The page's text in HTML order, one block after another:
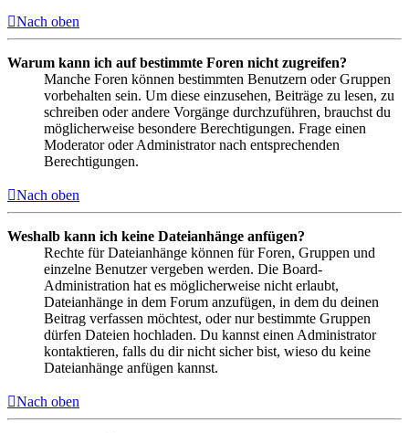
Nach oben
Warum kann ich auf bestimmte Foren nicht zugreifen?
Manche Foren können bestimmten Benutzern oder Gruppen
vorbehalten sein. Um diese einzusehen, Beiträge zu lesen, zu
schreiben oder andere Vorgänge durchzuführen, brauchst du
möglicherweise besondere Berechtigungen. Frage einen
Moderator oder Administrator nach entsprechenden
Berechtigungen.
Nach oben
Weshalb kann ich keine Dateianhänge anfügen?
Rechte für Dateianhänge können für Foren, Gruppen und
einzelne Benutzer vergeben werden. Die Board-
Administration hat es möglicherweise nicht erlaubt,
Dateianhänge in dem Forum anzufügen, in dem du deinen
Beitrag verfassen möchtest, oder nur bestimmte Gruppen
dürfen Dateien hochladen. Du kannst einen Administrator
kontaktieren, falls du dir nicht sicher bist, wieso du keine
Dateianhänge anfügen kannst.
Nach oben